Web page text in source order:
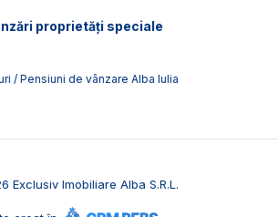
proprietăți speciale
/ Pensiuni de vânzare Alba Iulia
Exclusiv Imobiliare Alba S.R.L.